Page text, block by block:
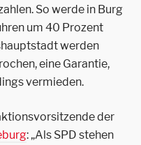
So werde in Burg
um 40 Prozent
werden
eine Garantie,
vermieden.
der
: „Als SPD stehen